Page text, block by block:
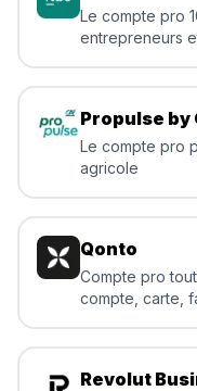
Le compte pro
entrepreneurs
Propulse by
Le compte pro
agricole
Qonto
Compte pro
compte, carte,
Revolut